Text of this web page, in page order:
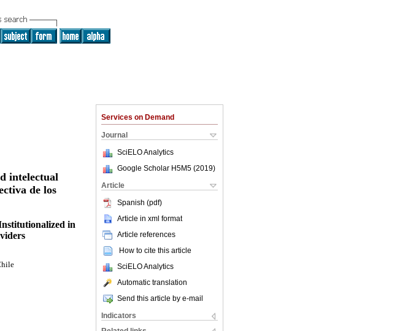
Services on Demand
Journal
SciELO Analytics
Google Scholar H5M5 (2019)
Article
Spanish (pdf)
Article in xml format
Article references
How to cite this article
SciELO Analytics
Automatic translation
Send this article by e-mail
Indicators
intelectual
de los
in